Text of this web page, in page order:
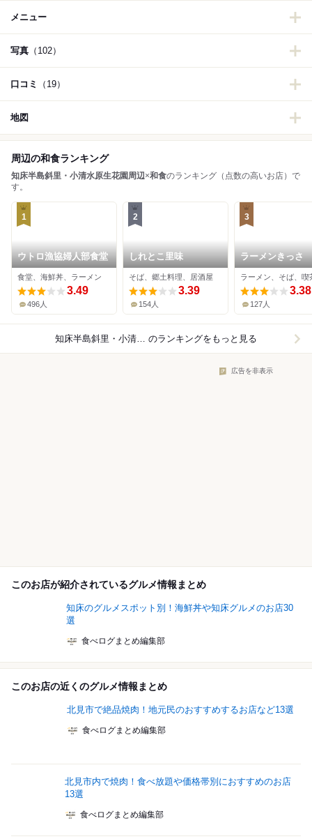
メニュー
写真 （102）
口コミ （19）
地図
周辺の和食ランキング
知床半島斜里・小清水原生花園周辺×和食のランキング（点数の高いお店）で
す。
1
ウトロ漁協婦人部食堂
食堂、海鮮丼、ラーメン
3.49
496人
2
しれとこ里味
そば、郷土料理、居酒屋
3.39
154人
3
ラーメンきっさ
ばしゃ
ラーメン、そば、喫
3.38
127人
知床半島斜里・小清水原生花園周辺×和食 のランキングをもっと見る
広告を非表示
このお店が紹介されているグルメ情報まとめ
知床のグルメスポット別！海鮮丼や知床グルメのお店30
選
食べログまとめ編集部
このお店の近くのグルメ情報まとめ
北見市で絶品焼肉！地元民のおすすめするお店など13選
食べログまとめ編集部
北見市内で焼肉！食べ放題や価格帯別におすすめのお店
13選
食べログまとめ編集部